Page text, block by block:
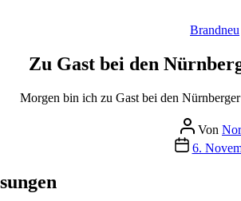
Brandneu
Zu Gast bei den
Morgen bin ich zu Gast bei den
Beitragsautor
Von
6.